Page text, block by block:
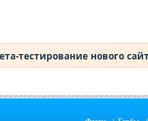
тестирование нового